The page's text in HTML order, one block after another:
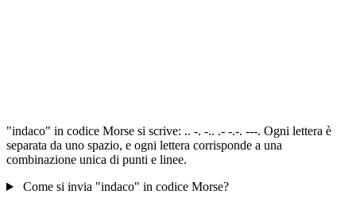
"indaco" in codice Morse si scrive: .. -. -.. .- -.-. ---. Ogni lettera è
separata da uno spazio, e ogni lettera corrisponde a una
combinazione unica di punti e linee.
Come si invia "indaco" in codice Morse?